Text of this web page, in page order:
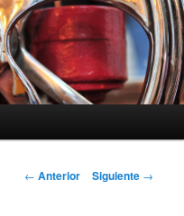
Navegación
← Anterior Siguiente →